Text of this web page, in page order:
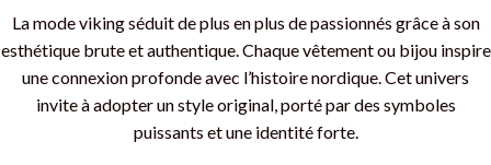
La mode viking séduit de plus en plus de passionnés grâce à son
esthétique brute et authentique. Chaque vêtement ou bijou inspire
une connexion profonde avec l’histoire nordique. Cet univers
invite à adopter un style original, porté par des symboles
puissants et une identité forte.